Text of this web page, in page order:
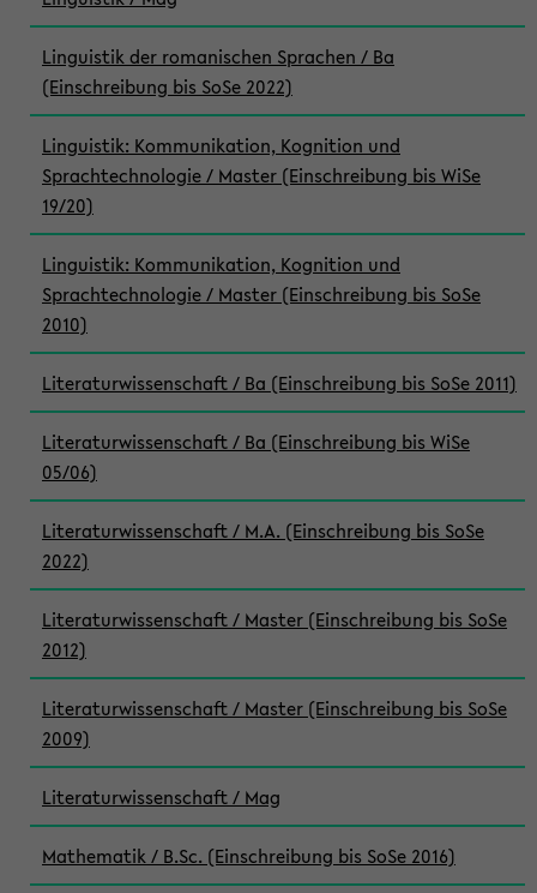
Linguistik der romanischen Sprachen / Ba
(Einschreibung bis SoSe 2022)
Linguistik: Kommunikation, Kognition und
Sprachtechnologie / Master (Einschreibung bis WiSe
19/20)
Linguistik: Kommunikation, Kognition und
Sprachtechnologie / Master (Einschreibung bis SoSe
2010)
Literaturwissenschaft / Ba (Einschreibung bis SoSe 2011)
Literaturwissenschaft / Ba (Einschreibung bis WiSe
05/06)
Literaturwissenschaft / M.A. (Einschreibung bis SoSe
2022)
Literaturwissenschaft / Master (Einschreibung bis SoSe
2012)
Literaturwissenschaft / Master (Einschreibung bis SoSe
2009)
Literaturwissenschaft / Mag
Mathematik / B.Sc. (Einschreibung bis SoSe 2016)